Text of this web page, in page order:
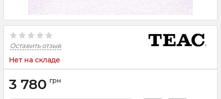
Оставить отзыв
Нет на складе
3 780 грн